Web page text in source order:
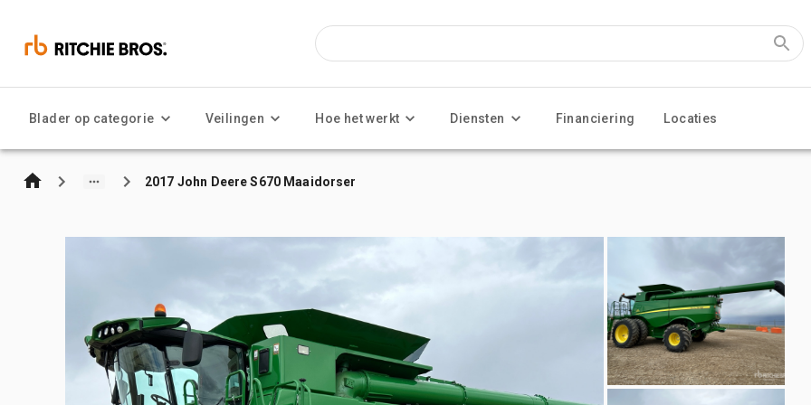
Blader op categorie Veilingen Hoe het werkt Diensten Financiering Locaties
2017 John Deere S670 Maaidorser